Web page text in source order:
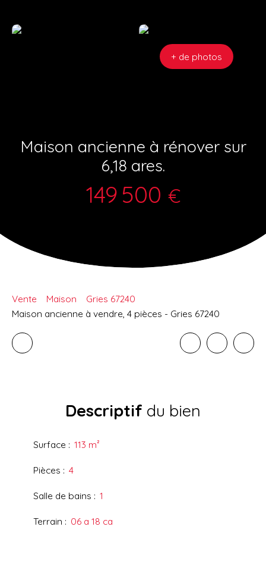
+ de photos
Maison ancienne à rénover sur
6,18 ares.
149 500 €
Vente Maison
Gries 67240
Maison ancienne à vendre, 4 pièces - Gries 67240
Descriptif du bien
Surface : 113 m²
Pièces : 4
Salle de bains : 1
Terrain : 06 a 18 ca